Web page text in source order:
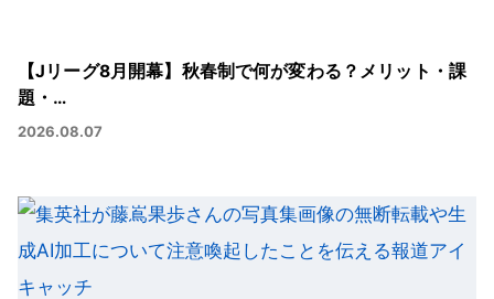
【Jリーグ8月開幕】秋春制で何が変わる？メリット・課
題・…
2026.08.07